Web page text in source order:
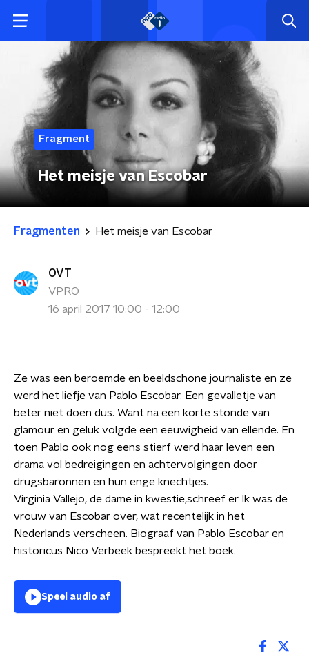
Fragment
Het meisje van Escobar
Fragmenten Het meisje van Escobar
OVT
VPRO
16 april 2017 10:00 - 12:00
Ze was een beroemde en beeldschone journaliste en ze
werd het liefje van Pablo Escobar. Een gevalletje van
beter niet doen dus. Want na een korte stonde van
glamour en geluk volgde een eeuwigheid van ellende. En
toen Pablo ook nog eens stierf werd haar leven een
drama vol bedreigingen en achtervolgingen door
drugsbaronnen en hun enge knechtjes.
Virginia Vallejo, de dame in kwestie,schreef er Ik was de
vrouw van Escobar over, wat recentelijk in het
Nederlands verscheen. Biograaf van Pablo Escobar en
historicus Nico Verbeek bespreekt het boek.
Speel audio af